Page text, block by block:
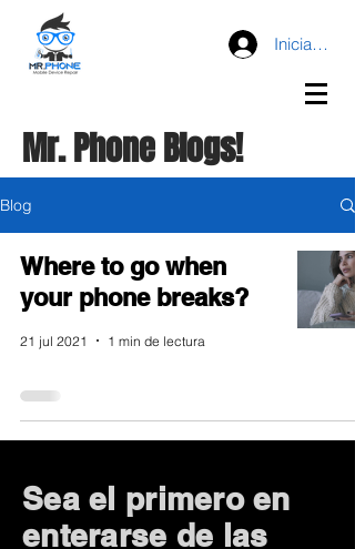
Iniciar
Mr. Phone Blogs!
Blog
Where to go when
your phone breaks?
21 jul 2021 1 min de lectura
Sea el primero en
enterarse de las